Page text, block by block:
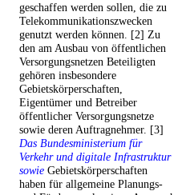
geschaffen werden sollen, die zu
Telekommunikationszwecken
genutzt werden können. [2] Zu
den am Ausbau von öffentlichen
Versorgungsnetzen Beteiligten
gehören insbesondere
Gebietskörperschaften,
Eigentümer und Betreiber
öffentlicher Versorgungsnetze
sowie deren Auftragnehmer. [3]
Das Bundesministerium für
Verkehr und digitale Infrastruktur
sowie Gebietskörperschaften
haben für allgemeine Planungs-